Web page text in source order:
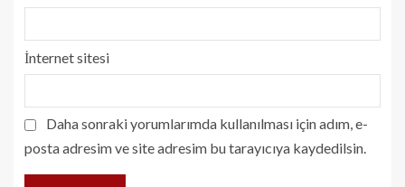
İnternet sitesi
Daha sonraki yorumlarımda kullanılması için adım, e-
posta adresim ve site adresim bu tarayıcıya kaydedilsin.